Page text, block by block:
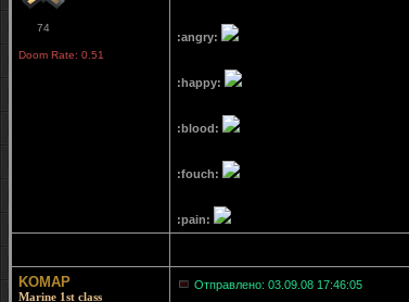
74
Doom Rate: 0.51
:angry:
:happy:
:blood:
:fouch:
:pain:
KOMAP
Marine 1st class
Отправлено: 03.09.08 17:46:05